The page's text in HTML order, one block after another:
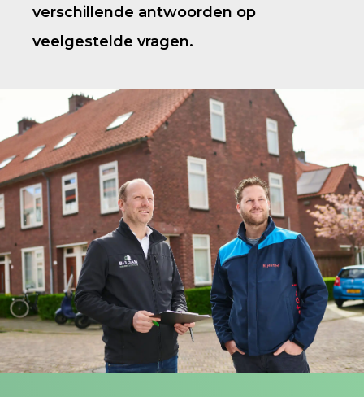
verschillende antwoorden op
veelgestelde vragen.